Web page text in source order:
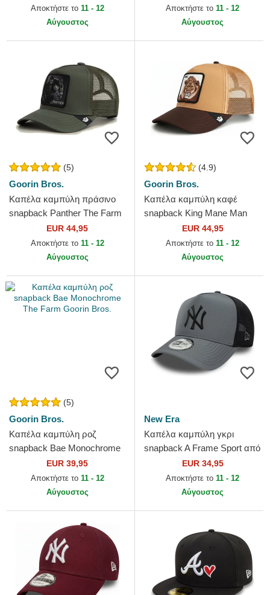
Αποκτήστε το 11 - 12
Αύγουστος
Αποκτήστε το 11 - 12
Αύγουστος
(5)
Goorin Bros.
Καπέλα καμπύλη πράσινο
snapback Panther The Farm
Goorin Bros.EUR 44,95
Αποκτήστε το 11 - 12
Αύγουστος
(4.9)
Goorin Bros.
Καπέλα καμπύλη καφέ
snapback King Mane Man
The Farm Goorin Bros.
EUR 44,95
Αποκτήστε το 11 - 12
Αύγουστος
(5)
Goorin Bros.
Καπέλα καμπύλη ροζ
snapback Bae Monochrome
The Farm Goorin Bros.
EUR 39,95
Αποκτήστε το 11 - 12
Αύγουστος
New Era
Καπέλα καμπύλη γκρι
snapback A Frame Sport από
New York Yankees MLB από
New Era
EUR 34,95
Αποκτήστε το 11 - 12
Αύγουστος